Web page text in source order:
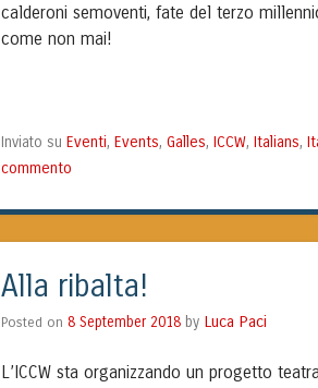
calderoni semoventi, fate del terzo
come non mai!
Inviato su Eventi, Events, Galles, ICCW, Italians,
commento
Alla ribalta!
Posted on 8 September 2018 by Luca Paci
L’ICCW sta organizzando un progetto